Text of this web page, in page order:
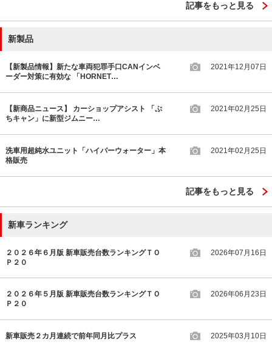
記事をもっと見る
新製品
【新製品情報】新たな車両犯罪手口CANインベ
ーダー対策に有効な 「HORNET…
2021年12月07日
【新商品ニュース】 カーショップアシスト 「ぷ
ちキャン」に新型ジムニー…
2021年02月25日
洗車用超純水ユニット「ハイパーウォーター」本
格販売
2021年02月25日
記事をもっと見る
新車ランキング
２０２６年６月版 新車販売台数ランキングＴＯ
Ｐ２０
2026年07月16日
２０２６年５月版 新車販売台数ランキングＴＯ
Ｐ２０
2026年06月23日
新車販売２カ月連続で前年同月比プラス 2025年03月10日